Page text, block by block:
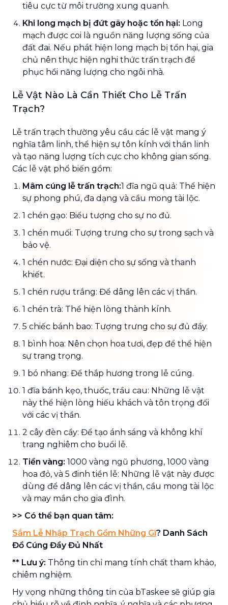
tiêu cực từ môi trường xung quanh.
Khi long mạch bị đứt gãy hoặc tổn hại: Long
mạch được coi là nguồn năng lượng sống của
đất đai. Nếu phát hiện long mạch bị tổn hại, gia
chủ nên thực hiện nghi thức trấn trạch để
phục hồi năng lượng cho ngôi nhà.
Lễ Vật Nào Là Cần Thiết Cho Lễ Trấn
Trạch?
Lễ trấn trạch thường yêu cầu các lễ vật mang ý
nghĩa tâm linh, thể hiện sự tôn kính với thần linh
và tạo năng lượng tích cực cho không gian sống.
Các lễ vật phổ biến gồm:
Mâm cúng lễ trấn trạch:1 đĩa ngũ quả: Thể hiện
sự phong phú, đa dạng và cầu mong tài lộc.
1 chén gạo: Biểu tượng cho sự no đủ.
1 chén muối: Tượng trưng cho sự trong sạch và
bảo vệ.
1 chén nước: Đại diện cho sự sống và thanh
khiết.
1 chén rượu trắng: Để dâng lên các vị thần.
1 chén trà: Thể hiện lòng thành kính.
5 chiếc bánh bao: Tượng trưng cho sự đủ đầy.
1 bình hoa: Nên chọn hoa tươi, đẹp để thể hiện
sự trang trọng.
1 bó nhang: Để thắp hương trong lễ cúng.
1 đĩa bánh kẹo, thuốc, trầu cau: Những lễ vật
này thể hiện lòng hiếu khách và tôn trọng đối
với các vị thần.
2 cây đèn cầy: Để tạo ánh sáng và không khí
trang nghiêm cho buổi lễ.
Tiền vàng: 1000 vàng ngũ phương, 1000 vàng
hoa đỏ, và 5 đinh tiền lễ: Những lễ vật này được
dùng để dâng lên các vị thần, cầu mong tài lộc
và may mắn cho gia đình.
>> Có thể bạn quan tâm:
Sắm Lễ Nhập Trạch Gồm Những Gì? Danh Sách
Đồ Cúng Đầy Đủ Nhất
** Lưu ý: Thông tin chỉ mang tính chất tham khảo,
chiêm nghiệm.
Hy vọng những thông tin của bTaskee sẽ giúp gia